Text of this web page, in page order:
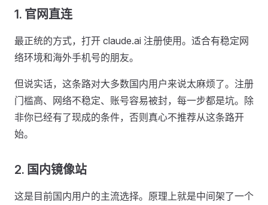
1. 官网直连
最正统的方式，打开 claude.ai 注册使用。适合有稳定网
络环境和海外手机号的朋友。
但说实话，这条路对大多数国内用户来说太麻烦了。注册
门槛高、网络不稳定、账号容易被封，每一步都是坑。除
非你已经有了现成的条件，否则真心不推荐从这条路开
始。
2. 国内镜像站
这是目前国内用户的主流选择。原理上就是中间架了一个